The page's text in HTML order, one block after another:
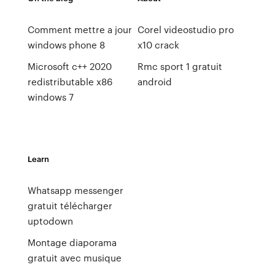
Comment mettre a jour
windows phone 8
Microsoft c++ 2020
redistributable x86
windows 7
Corel videostudio pro
x10 crack
Rmc sport 1 gratuit
android
Learn
Whatsapp messenger
gratuit télécharger
uptodown
Montage diaporama
gratuit avec musique